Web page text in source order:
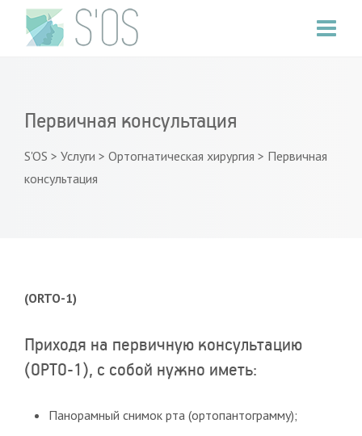
Первичная консультация
S'OS > Услуги > Ортогнатическая хирургия > Первичная
консультация
(ORTO-1)
Приходя на первичную консультацию
(ОРТО-1), с собой нужно иметь:
Панорамный снимок рта (ортопантограмму);